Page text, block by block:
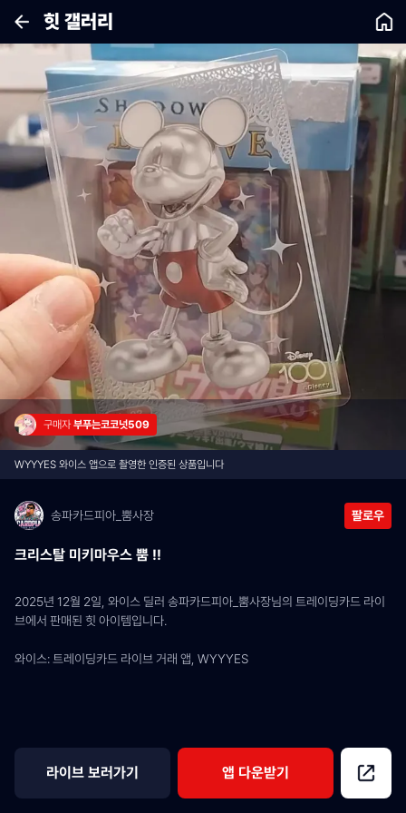
힛 갤러리
구매자 부푸는코코넛509
WYYYES 와이스 앱으로 촬영한 인증된 상품입니다
송파카드피아_뿜사장 팔로우
크리스탈 미키마우스 뿜 !!
2025년 12월 2일, 와이스 딜러 송파카드피아_뿜사장님의 트레이딩카드 라이
브에서 판매된 힛 아이템입니다.
와이스: 트레이딩카드 라이브 거래 앱, WYYYES
라이브 보러가기 앱 다운받기